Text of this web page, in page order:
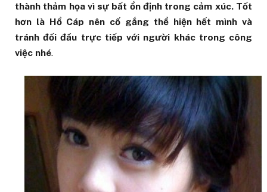
thành thảm họa vì sự bất ổn định trong cảm xúc. Tốt
hơn là Hổ Cáp nên cố gắng thể hiện hết mình và
tránh đối đầu trực tiếp với người khác trong công
việc nhé.